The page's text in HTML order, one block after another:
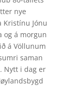
nye
Kristínu Jónu
og á morgun
á Völlunum
saman
Nytt i dag er